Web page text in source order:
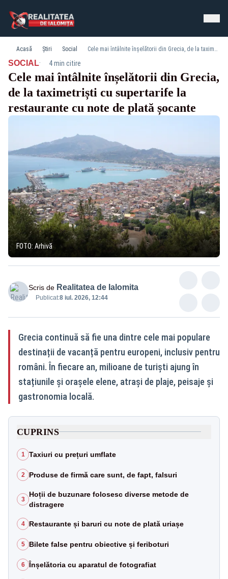
Acasă Știri Social Cele mai întâlnite înșelătorii din Grecia, de la taximetriști cu supertarife la restaurante cu note de plată șocante
SOCIAL· 4 min citire
Cele mai întâlnite înșelătorii din Grecia,
de la taximetriști cu supertarife la
restaurante cu note de plată șocante
FOTO: Arhivă
Scris de Realitatea de Ialomita
Publicat:8 iul. 2026, 12:44
Grecia continuă să fie una dintre cele mai populare
destinații de vacanță pentru europeni, inclusiv pentru
români. În fiecare an, milioane de turiști ajung în
stațiunile și orașele elene, atrași de plaje, peisaje și
gastronomia locală.
CUPRINS
1 Taxiuri cu prețuri umflate
2 Produse de firmă care sunt, de fapt, falsuri
3
Hoții de buzunare folosesc diverse metode de
distragere
4 Restaurante și baruri cu note de plată uriașe
5 Bilete false pentru obiective și feriboturi
6 Înșelătoria cu aparatul de fotografiat